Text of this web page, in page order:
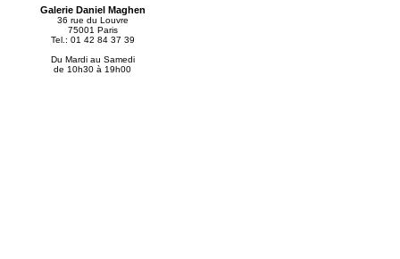
Galerie Daniel Maghen
36 rue du Louvre
75001 Paris
Tel.: 01 42 84 37 39
Du Mardi au Samedi
de 10h30 à 19h00